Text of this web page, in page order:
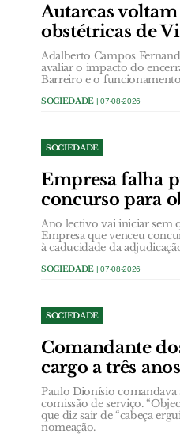
Autarcas
obstétricas de
Adalberto Campos
avaliar o impacto do
Barreiro e o
SOCIEDADE | 07-08-2026
SOCIEDADE
Empresa falha
concurso para
Ano lectivo vai iniciar sem
Empresa que venceu
à caducidade da
SOCIEDADE | 07-08-2026
SOCIEDADE
Comandante
cargo a três
Paulo Dionísio comandava
comissão de serviço.
que diz sair de “cabeça
nomeação.